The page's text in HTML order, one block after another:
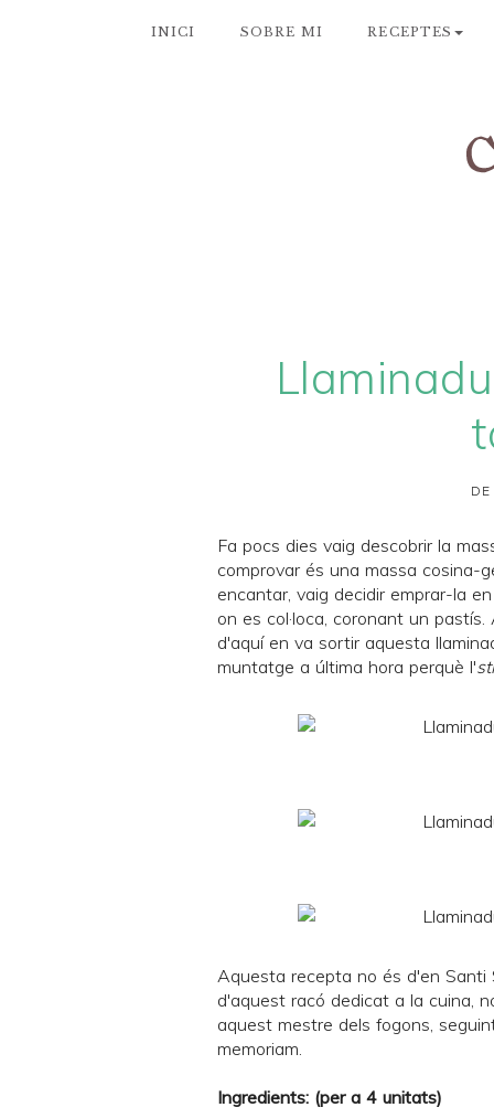
INICI SOBRE MI RECEPTES
Fa pocs dies vaig descobrir la
comprovar és una massa cosina-
encantar, vaig decidir emprar-la
on es col·loca, coronant un
d'aquí en va sortir aquesta
muntatge a última hora perquè l'
Aquesta recepta no és d'en Santi
d'aquest racó dedicat a la cuina,
aquest mestre dels fogons,
memoriam.
Ingredients: (per a 4 unitats)